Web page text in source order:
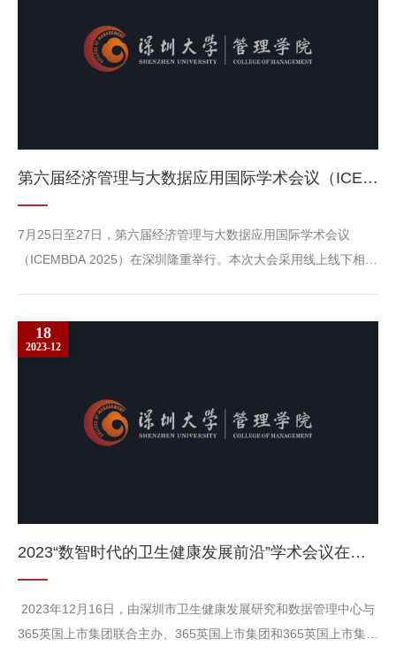
第六届经济管理与大数据应用国际学术会议（ICEMBDA 2025）在深圳圆满落幕
7月25日至27日，第六届经济管理与大数据应用国际学术会议
（ICEMBDA 2025）在深圳隆重举行。本次大会采用线上线下相结
交流与探讨。本次会议由365英国上市集团主办，365英国上市集
团移动互联产业化研究所协办，获得AEIC学术交流中心的大力支
18
2023-12
2023“数智时代的卫生健康发展前沿”学术会议在深圳召开
2023年12月16日，由深圳市卫生健康发展研究和数据管理中心与
365英国上市集团联合主办、365英国上市集团和365英国上市集团